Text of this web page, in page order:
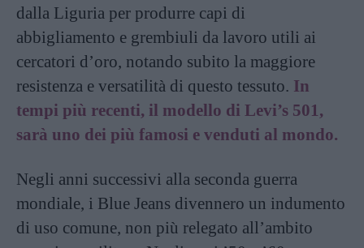
dalla Liguria per produrre capi di
abbigliamento e grembiuli da lavoro utili ai
cercatori d’oro, notando subito la maggiore
resistenza e versatilità di questo tessuto. In
tempi più recenti, il modello di Levi’s 501,
sarà uno dei più famosi e venduti al mondo.
Negli anni successivi alla seconda guerra
mondiale, i Blue Jeans divennero un indumento
di uso comune, non più relegato all’ambito